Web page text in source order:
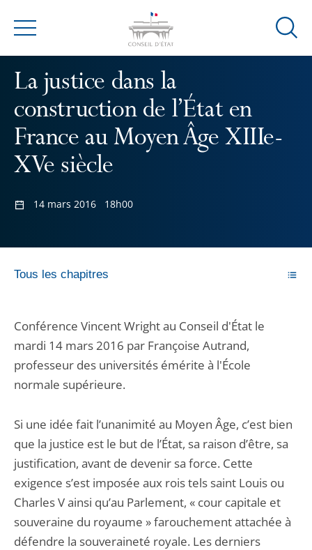
Menu
Ouvrir
La justice dans la
construction de l’État en
France au Moyen Âge XIIIe-
XVe siècle
14 mars 2016 18h00
Tous les chapitres
Conférence Vincent Wright au Conseil d'État le
mardi 14 mars 2016 par Françoise Autrand,
professeur des universités émérite à l'École
normale supérieure.
Si une idée fait l’unanimité au Moyen Âge, c’est bien
que la justice est le but de l’État, sa raison d’être, sa
justification, avant de devenir sa force. Cette
exigence s’est imposée aux rois tels saint Louis ou
Charles V ainsi qu’au Parlement, « cour capitale et
souveraine du royaume » farouchement attachée à
défendre la souveraineté royale. Les derniers